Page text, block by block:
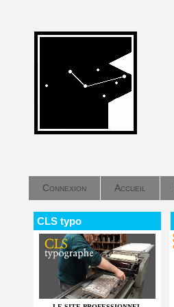
Connexion Accueil
CLS typo